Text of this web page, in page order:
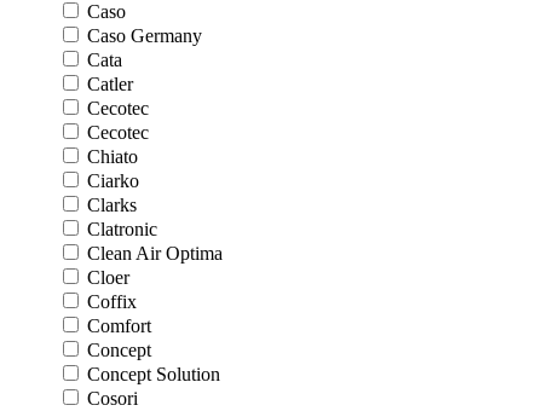
Caso
Caso Germany
Cata
Catler
Cecotec
Cecotec
Chiato
Ciarko
Clarks
Clatronic
Clean Air Optima
Cloer
Coffix
Comfort
Concept
Concept Solution
Cosori